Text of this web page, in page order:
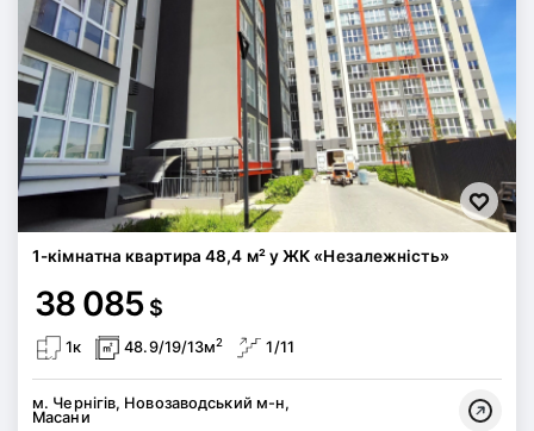
1-кімнатна квартира 48,4 м² у ЖК «Незалежність»
38 085 $
1к 48.9/19/13м2 1/11
м. Чернігів, Новозаводський м-н,
Масани